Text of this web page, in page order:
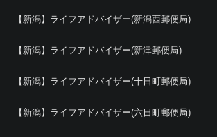
【新潟】ライフアドバイザー(新潟西郵便局)
【新潟】ライフアドバイザー(新津郵便局)
【新潟】ライフアドバイザー(十日町郵便局)
【新潟】ライフアドバイザー(六日町郵便局)